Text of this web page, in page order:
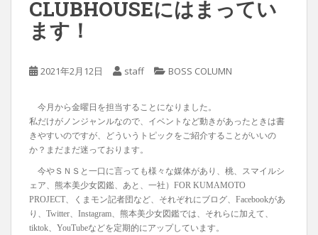
CLUBHOUSEにはまってい
ます！
2021年2月12日 staff BOSS COLUMN
今月から金曜日を担当することになりました。
私だけがノンジャンルなので、イベントなど動きがあったときは書
きやすいのですが、どういうトピックをご紹介することがいいの
か？まだまだ迷っております。
今やＳＮＳと一口に言っても様々な媒体があり、桃、スマイルシ
ェア、熊本美少女図鑑、あと、一社）FOR KUMAMOTO
PROJECT、くまモン記者団など、それぞれにブログ、Facebookがあ
り、Twitter、Instagram、熊本美少女図鑑では、それらに加えて、
tiktok、YouTubeなどを定期的にアップしています。